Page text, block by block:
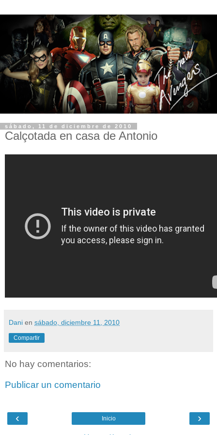
sábado, 11 de diciembre de 2010
Calçotada en casa de Antonio
Dani en sábado, diciembre 11, 2010
Compartir
No hay comentarios:
Publicar un comentario
‹ ›
Inicio